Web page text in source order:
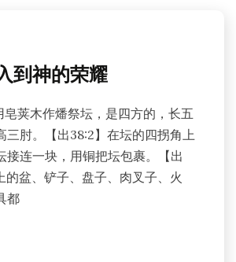
到神的荣耀
皂荚木作燔祭坛，是四方的，长五
三肘。【出38:2】在坛的四拐角上
接连一块，用铜把坛包裹。【出
的盆、铲子、盘子、肉叉子、火
都